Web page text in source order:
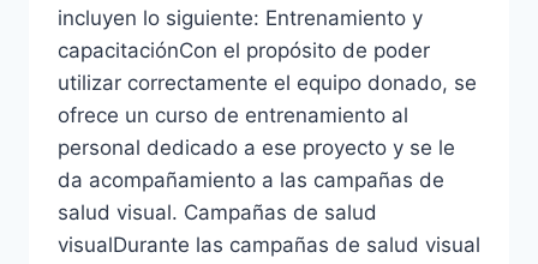
incluyen lo siguiente: Entrenamiento y
capacitaciónCon el propósito de poder
utilizar correctamente el equipo donado, se
ofrece un curso de entrenamiento al
personal dedicado a ese proyecto y se le
da acompañamiento a las campañas de
salud visual. Campañas de salud
visualDurante las campañas de salud visual